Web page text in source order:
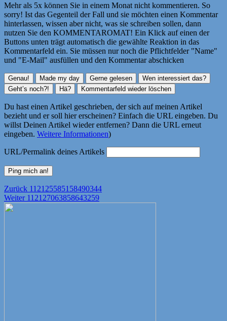
Mehr als 5x können Sie in einem Monat nicht kommentieren. So
sorry! Ist das Gegenteil der Fall und sie möchten einen Kommentar
hinterlassen, wissen aber nicht, was sie schreiben sollen, dann
nutzen Sie den KOMMENTAROMAT! Ein Klick auf einen der
Buttons unten trägt automatisch die gewählte Reaktion in das
Kommentarfeld ein. Sie müssen nur noch die Pflichtfelder "Name"
und "E-Mail" ausfüllen und den Kommentar abschicken
Du hast einen Artikel geschrieben, der sich auf meinen Artikel
bezieht und er soll hier erscheinen? Einfach die URL eingeben. Du
willst Deinen Artikel wieder entfernen? Dann die URL erneut
eingeben. Weitere Informationen)
URL/Permalink deines Artikels
Beitragsnavigation
Zurück Vorheriger
Beitrag:
112125585158490344
Weiter Nächster
112127063858643259